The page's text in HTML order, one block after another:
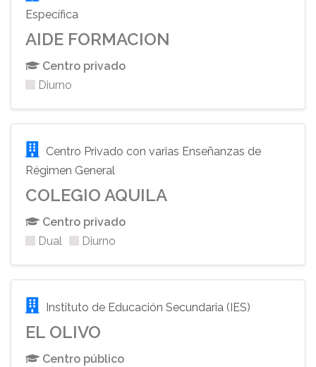
Específica
AIDE FORMACION
Centro privado
Diurno
Centro Privado con varias Enseñanzas de
Régimen General
COLEGIO AQUILA
Centro privado
Dual
Diurno
Instituto de Educación Secundaria (IES)
EL OLIVO
Centro público